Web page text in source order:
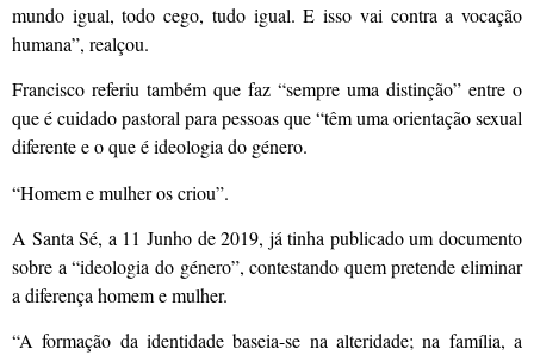
mundo igual, todo cego, tudo igual. E isso vai contra a vocação
humana”, realçou.
Francisco referiu também que faz “sempre uma distinção” entre o
que é cuidado pastoral para pessoas que “têm uma orientação sexual
diferente e o que é ideologia do género.
“Homem e mulher os criou”.
A Santa Sé, a 11 Junho de 2019, já tinha publicado um documento
sobre a “ideologia do género”, contestando quem pretende eliminar
a diferença homem e mulher.
“A formação da identidade baseia-se na alteridade; na família, a